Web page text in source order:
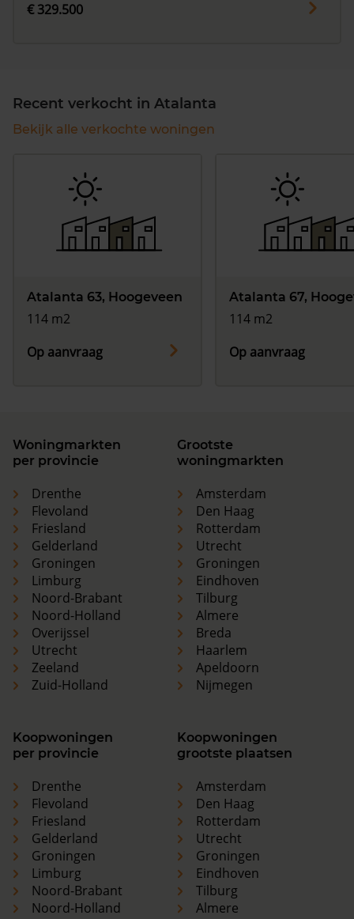
€ 329.500
Recent verkocht in Atalanta
Bekijk alle verkochte woningen
Atalanta 63, Hoogeveen
114 m2
Op aanvraag
Atalanta 67,
114 m2
Op aanvraag
Woningmarkten
per provincie
Drenthe
Flevoland
Friesland
Gelderland
Groningen
Limburg
Noord-Brabant
Noord-Holland
Overijssel
Utrecht
Zeeland
Zuid-Holland
Grootste
woningmarkten
Amsterdam
Den Haag
Rotterdam
Utrecht
Groningen
Eindhoven
Tilburg
Almere
Breda
Haarlem
Apeldoorn
Nijmegen
Koopwoningen
per provincie
Drenthe
Flevoland
Friesland
Gelderland
Groningen
Limburg
Noord-Brabant
Noord-Holland
Koopwoningen
grootste plaatsen
Amsterdam
Den Haag
Rotterdam
Utrecht
Groningen
Eindhoven
Tilburg
Almere